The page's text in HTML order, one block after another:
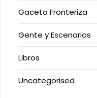
Gaceta Fronteriza
Gente y Escenarios
Libros
Uncategorised